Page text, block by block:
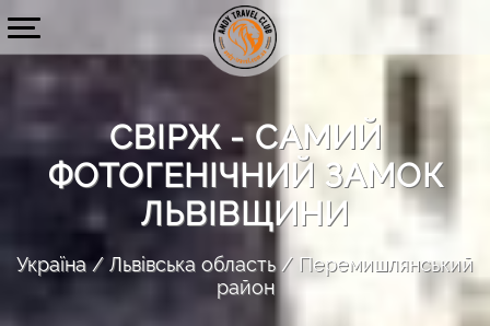
СВІРЖ - САМИЙ
ФОТОГЕНІЧНИЙ ЗАМОК
ЛЬВІВЩИНИ
Україна Львівська область
Перемишлянський
район